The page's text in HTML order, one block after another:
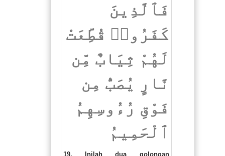
فَٱلَّذِينَ
كَفَرُوا۟ قُطِّعَتْ
لَهُمْ ثِيَابٌ مِّن
نَّارٍ يُصَبُّ مِن
فَوْقِ رُءُوسِهِمُ
ٱلْحَمِيمُ
19. Inilah dua golongan